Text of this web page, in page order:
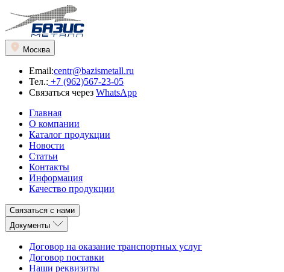
Москва
Email:centr@bazismetall.ru
Тел.: +7 (962)567-23-05
Связаться через WhatsApp
Главная
О компании
Каталог продукции
Новости
Статьи
Контакты
Информация
Качество продукции
Связаться с нами
Документы
Договор на оказание транспортных услуг
Договор поставки
Наши реквизиты